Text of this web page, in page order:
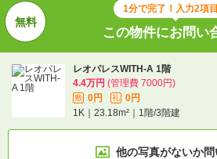
1分で完了！入力2項目
この物件にお問い
レオパレスWITH-A 1階
4.4万円 (管理費 7000円)
敷 0円 礼
0円
1K｜23.18m²｜1階/3階建
他の写真がないか問